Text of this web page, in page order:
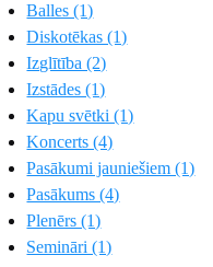
Balles (1)
Diskotēkas (1)
Izglītība (2)
Izstādes (1)
Kapu svētki (1)
Koncerts (4)
Pasākumi jauniešiem (1)
Pasākums (4)
Plenērs (1)
Semināri (1)